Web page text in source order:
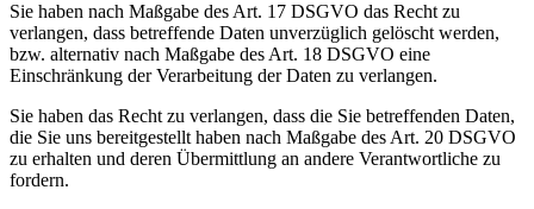
Sie haben nach Maßgabe des Art. 17 DSGVO das Recht zu
verlangen, dass betreffende Daten unverzüglich gelöscht werden,
bzw. alternativ nach Maßgabe des Art. 18 DSGVO eine
Einschränkung der Verarbeitung der Daten zu verlangen.
Sie haben das Recht zu verlangen, dass die Sie betreffenden Daten,
die Sie uns bereitgestellt haben nach Maßgabe des Art. 20 DSGVO
zu erhalten und deren Übermittlung an andere Verantwortliche zu
fordern.